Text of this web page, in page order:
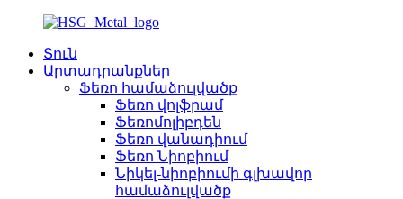
Տուն
Արտադրանքներ
Ֆեռո համաձուլվածք
Ֆեռո վոլֆրամ
Ֆեռոմոլիբդեն
Ֆեռո վանադիում
Ֆեռո Նիոբիում
Նիկել-նիոբիումի գլխավոր
համաձուլվածք